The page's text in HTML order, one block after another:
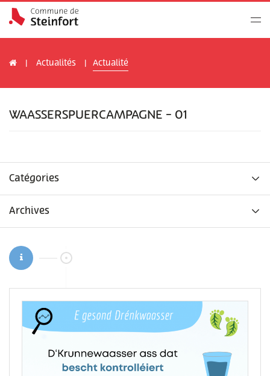
Actualités Actualité
WAASSERSPUERCAMPAGNE - 01
Catégories
Archives